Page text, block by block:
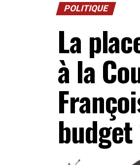
POLITIQUE
La
à la
budget